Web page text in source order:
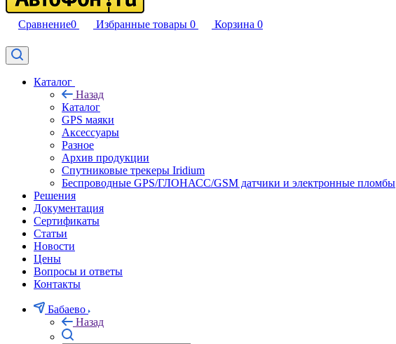
Сравнение0 Избранные товары 0 Корзина 0
Каталог
Назад
Каталог
GPS маяки
Аксессуары
Разное
Архив продукции
Спутниковые трекеры Iridium
Беспроводные GPS/ГЛОНАСС/GSM датчики и электронные пломбы
Решения
Документация
Сертификаты
Статьи
Новости
Цены
Вопросы и ответы
Контакты
Бабаево
Назад